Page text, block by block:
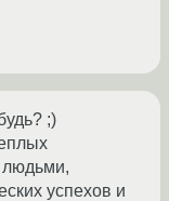
;)
людьми,
успехов и